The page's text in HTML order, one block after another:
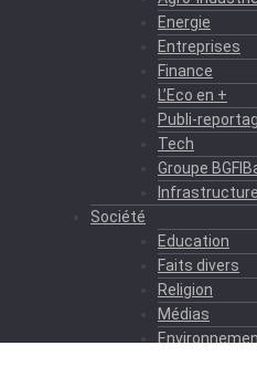
Energie
Entreprises
Finance
L’Eco en +
Publi-
Tech
Groupe
Société
Education
Faits divers
Religion
Médias